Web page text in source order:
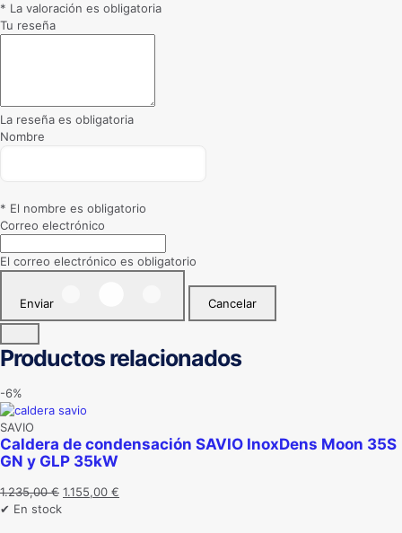
* La valoración es obligatoria
Tu reseña
La reseña es obligatoria
Nombre
* El nombre es obligatorio
Correo electrónico
El correo electrónico es obligatorio
Enviar Cancelar
Productos relacionados
-6%
SAVIO
Caldera de condensación SAVIO InoxDens Moon 35S
GN y GLP 35kW
1.235,00€ El
1.155,00 €
✔ En stock